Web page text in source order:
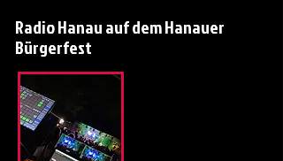
Radio Hanau auf dem Hanauer
Bürgerfest